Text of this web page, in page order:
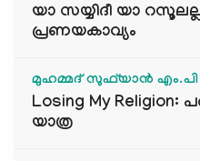
യാ സയ്യിദീ യാ
പ്രണയകാവ്യം
മുഹമ്മദ് സുഫ്‌യാൻ എം.പി
Losing My Religion:
യാത്ര